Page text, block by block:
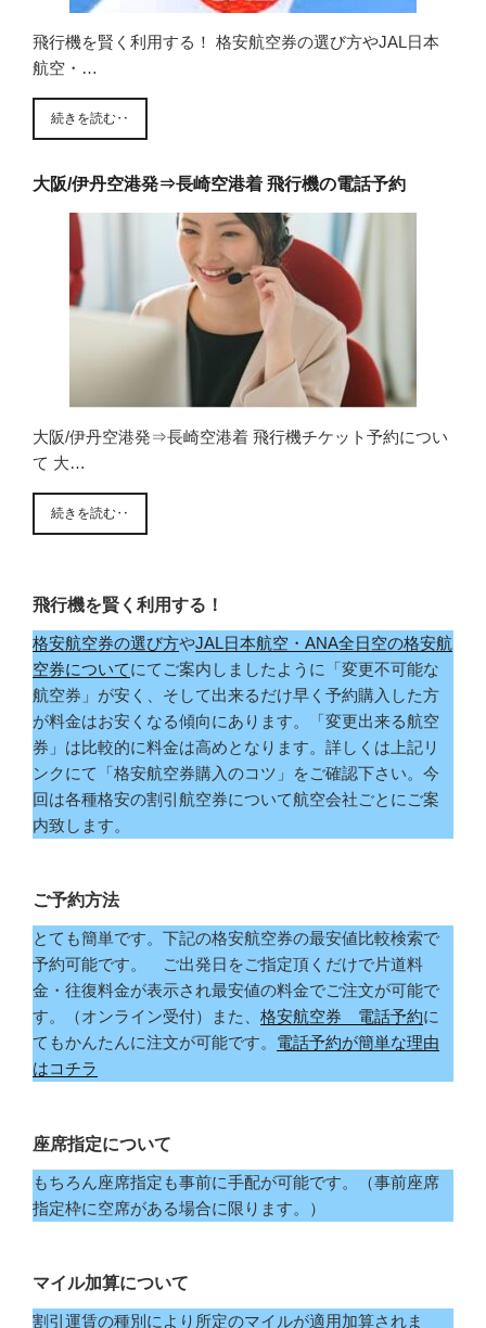
飛行機を賢く利用する！ 格安航空券の選び方やJAL日本
航空・…
続きを読む‥
大阪/伊丹空港発⇒長崎空港着 飛行機の電話予約
大阪/伊丹空港発⇒長崎空港着 飛行機チケット予約につい
て 大…
続きを読む‥
飛行機を賢く利用する！
格安航空券の選び方やJAL日本航空・ANA全日空の格安航
空券についてにてご案内しましたように「変更不可能な
航空券」が安く、そして出来るだけ早く予約購入した方
が料金はお安くなる傾向にあります。「変更出来る航空
券」は比較的に料金は高めとなります。詳しくは上記リ
ンクにて「格安航空券購入のコツ」をご確認下さい。今
回は各種格安の割引航空券について航空会社ごとにご案
内致します。
ご予約方法
とても簡単です。下記の格安航空券の最安値比較検索で
予約可能です。 ご出発日をご指定頂くだけで片道料
金・往復料金が表示され最安値の料金でご注文が可能で
す。（オンライン受付）また、 格安航空券 電話予約に
てもかんたんに注文が可能です。 電話予約が簡単な理由
はコチラ
座席指定について
もちろん座席指定も事前に手配が可能です。（事前座席
指定枠に空席がある場合に限ります。）
マイル加算について
割引運賃の種別により所定のマイルが適用加算されま